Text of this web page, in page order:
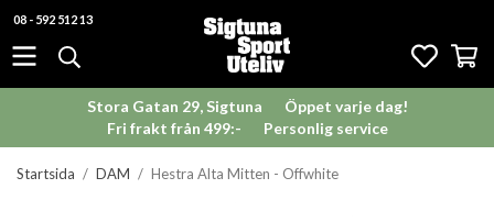
08 - 592 512 13
Stora Gatan 29, Sigtuna
Öppet varje dag!
Fri frakt från 499:-
Personlig service
Startsida / DAM / Hestra Alta Mitten - Offwhite